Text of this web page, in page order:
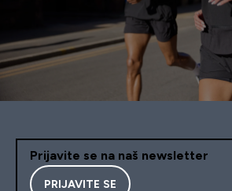
Prijavite se na naš newsletter
PRIJAVITE SE